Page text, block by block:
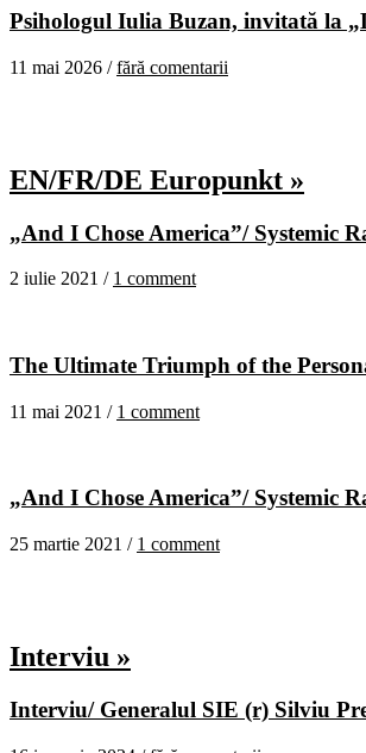
Psihologul Iulia Buzan, invitată la
11 mai 2026 /fără comentarii
EN/FR/DE Europunkt »
„And I Chose America”/ Systemic
2 iulie 2021 / 1 comment
The Ultimate Triumph of the
11 mai 2021 / 1 comment
„And I Chose America”/ Systemic
25 martie 2021 / 1 comment
Interviu »
Interviu/ Generalul SIE (r) Silviu